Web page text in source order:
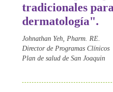
tradicionales
dermatología".
Johnathan Yeh, Pharm. RE.
Director de Programas Clínicos
Plan de salud de San Joaquin